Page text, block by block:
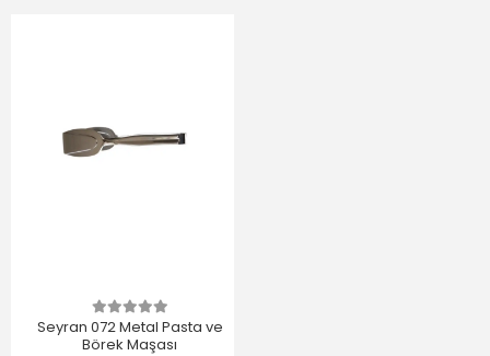
Seyran 072 Metal Pasta ve
Börek Maşası